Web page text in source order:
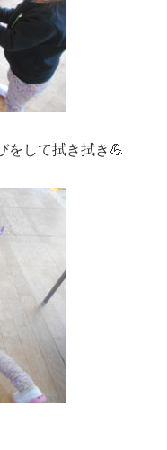
をして拭き拭き💪